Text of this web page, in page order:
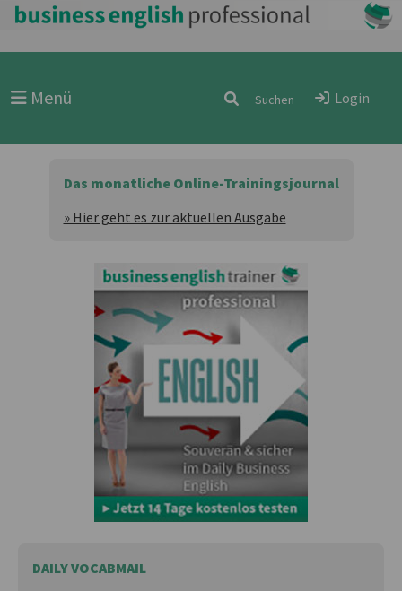
Menü Login
Das monatliche Online-Trainingsjournal
» Hier geht es zur aktuellen Ausgabe
DAILY VOCABMAIL